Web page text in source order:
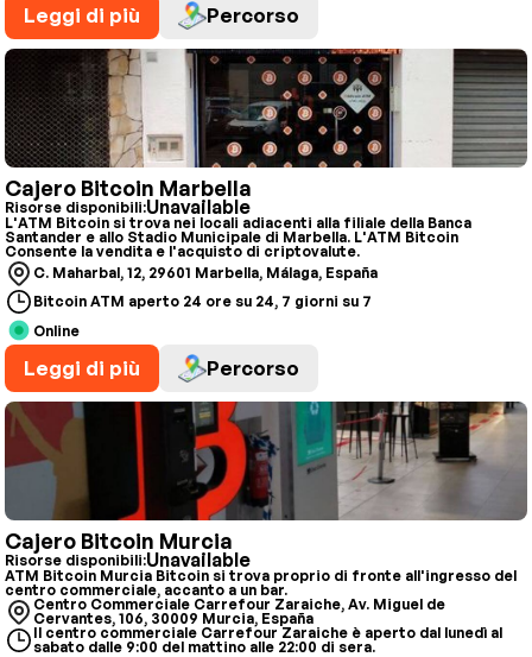
Leggi di più Percorso
Cajero Bitcoin Marbella
Risorse disponibili:Unavailable
L'ATM Bitcoin si trova nei locali adiacenti alla filiale della Banca
Santander e allo Stadio Municipale di Marbella. L'ATM Bitcoin
Consente la vendita e l'acquisto di criptovalute.
C. Maharbal, 12, 29601 Marbella, Málaga, España
Bitcoin ATM aperto 24 ore su 24, 7 giorni su 7
Online
Leggi di più Percorso
Cajero Bitcoin Murcia
Risorse disponibili:Unavailable
ATM Bitcoin Murcia Bitcoin si trova proprio di fronte all'ingresso del
centro commerciale, accanto a un bar.
Centro Commerciale Carrefour Zaraiche, Av. Miguel de
Cervantes, 106, 30009 Murcia, España
Il centro commerciale Carrefour Zaraiche è aperto dal lunedì al
sabato dalle 9:00 del mattino alle 22:00 di sera.